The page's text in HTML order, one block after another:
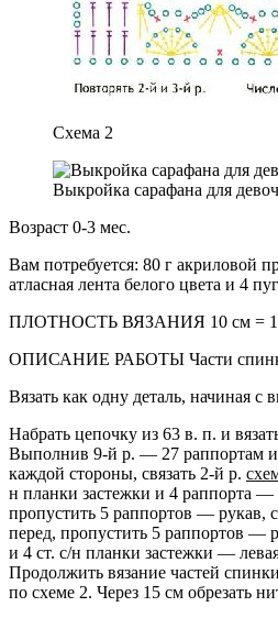
Схема 2
Выкройка сарафана для
Возраст 0-3 мес.
Вам потребуется: 80 г акриловой
атласная лента белого цвета и 4
ПЛОТНОСТЬ ВЯЗАНИЯ 10 см =
ОПИСАНИЕ РАБОТЫ Части
Вязать как одну деталь, начиная с
Набрать цепочку из 63 в. п. и
Выполнив 9-й р. — 27 раппортам и
каждой стороны, связать 2-й р.
н планки застежки и 4 раппорта —
пропустить 5 раппортов — рукав,
перед, пропустить 5 раппортов —
и 4 ст. с/н планки застежки —
Продолжить вязание частей
по схеме 2. Через 15 см обрезать